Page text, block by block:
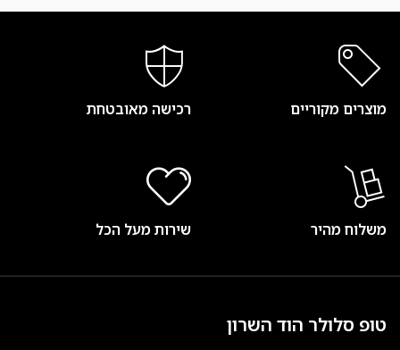
מוצרים מקוריים רכישה מאובטחת
משלוח מהיר שירות מעל הכל
טופ סלולר הוד השרון